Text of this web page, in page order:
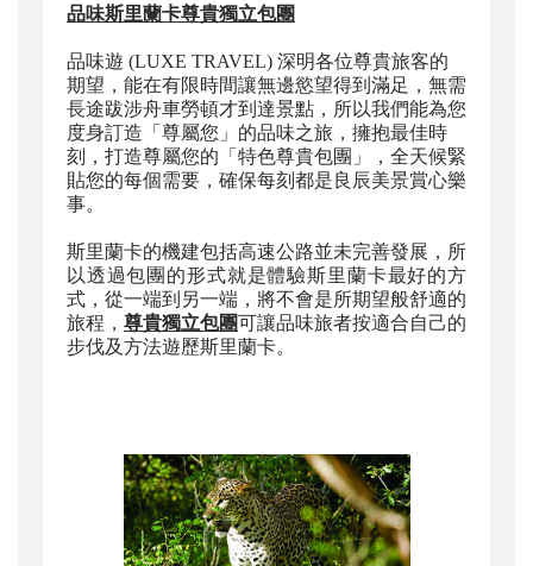
品味斯里蘭卡尊貴獨立包團
品味遊 (LUXE TRAVEL) 深明各位尊貴旅客的
期望，能在有限時間讓無邊慾望得到滿足，無需
長途跋涉舟車勞頓才到達景點，所以我們能為您
度身訂造「尊屬您」的品味之旅，擁抱最佳時
刻，打造尊屬您的「特色尊貴包團」，全天候緊
貼您的每個需要，確保每刻都是良辰美景賞心樂
事。
斯里蘭卡的機建包括高速公路並未完善發展，所
以透過包團的形式就是體驗斯里蘭卡最好的方
式，從一端到另一端，將不會是所期望般舒適的
旅程， 尊貴獨立包團可讓品味旅者按適合自己的
步伐及方法遊歷斯里蘭卡。